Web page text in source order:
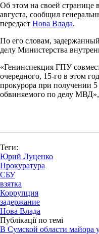
Об этом на своей странице
августа, сообщил
передает Нова Влада.
По его словам,
делу Министерства
«Генинспекция ГПУ
очередного, 15-го в этом
прокурора при получении
обвиняемого по делу
Теги:
Юрий Луценко
Прокуратура
СБУ
взятка
Коррупция
задержание
Нова Влада
Публікації по темі
В Сумской области майора